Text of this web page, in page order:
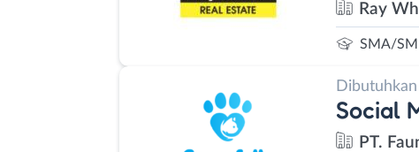
Ray
SMA/
Dibutuhkan
Social
PT.